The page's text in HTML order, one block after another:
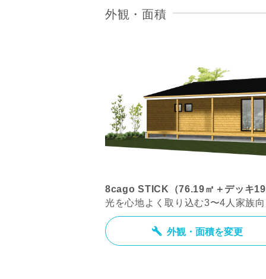
外観・面積
8cago STICK（76.19㎡＋デッキ
光を心地よく取り込む3〜4人家族
外観・面積を変更